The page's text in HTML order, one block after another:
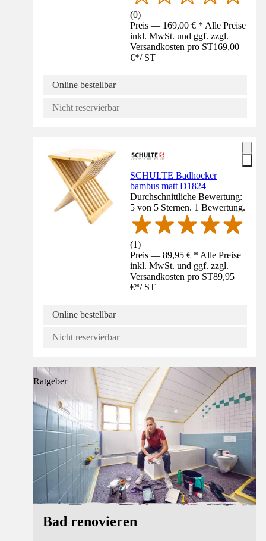
(0)
Preis — 169,00 € * Alle Preise
inkl. MwSt. und ggf. zzgl.
Versandkosten pro ST169,00
€*/ ST
Online bestellbar
Nicht reservierbar
SCHULTE Badhocker
bambus matt D1824
Durchschnittliche Bewertung:
5 von 5 Sternen. 1 Bewertung.
(1)
Preis — 89,95 € * Alle Preise
inkl. MwSt. und ggf. zzgl.
Versandkosten pro ST89,95
€*/ ST
Online bestellbar
Nicht reservierbar
Ratgeber
Bad renovieren